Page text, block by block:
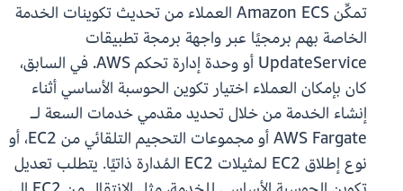
تمكِّن Amazon ECS العملاء من تحديث تكوينات الخدمة
الخاصة بهم برمجيًا عبر واجهة برمجة تطبيقات
UpdateService أو وحدة إدارة تحكم AWS. في السابق،
كان بإمكان العملاء اختيار تكوين الحوسبة الأساسي أثناء
إنشاء الخدمة من خلال تحديد مقدمي خدمات السعة لـ
AWS Fargate أو مجموعات التحجيم التلقائي من EC2، أو
نوع إطلاق EC2 لمثيلات EC2 المُدارة ذاتيًا. يتطلب تعديل